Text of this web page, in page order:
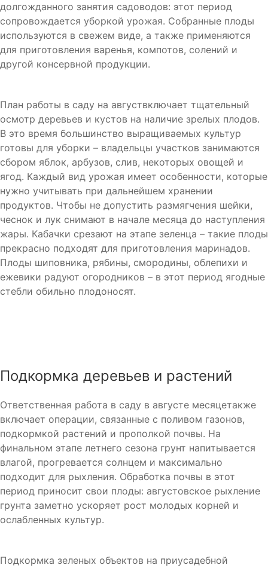
долгожданного занятия садоводов: этот период
сопровождается уборкой урожая. Собранные плоды
используются в свежем виде, а также применяются
для приготовления варенья, компотов, солений и
другой консервной продукции.
План работы в саду на августвключает тщательный
осмотр деревьев и кустов на наличие зрелых плодов.
В это время большинство выращиваемых культур
готовы для уборки – владельцы участков занимаются
сбором яблок, арбузов, слив, некоторых овощей и
ягод. Каждый вид урожая имеет особенности, которые
нужно учитывать при дальнейшем хранении
продуктов. Чтобы не допустить размягчения шейки,
чеснок и лук снимают в начале месяца до наступления
жары. Кабачки срезают на этапе зеленца – такие плоды
прекрасно подходят для приготовления маринадов.
Плоды шиповника, рябины, смородины, облепихи и
ежевики радуют огородников – в этот период ягодные
стебли обильно плодоносят.
Подкормка деревьев и растений
Ответственная работа в саду в августе месяцетакже
включает операции, связанные с поливом газонов,
подкормкой растений и прополкой почвы. На
финальном этапе летнего сезона грунт напитывается
влагой, прогревается солнцем и максимально
подходит для рыхления. Обработка почвы в этот
период приносит свои плоды: августовское рыхление
грунта заметно ускоряет рост молодых корней и
ослабленных культур.
Подкормка зеленых объектов на приусадебной